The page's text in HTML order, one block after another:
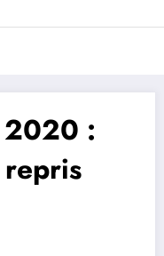
du football
2020 :